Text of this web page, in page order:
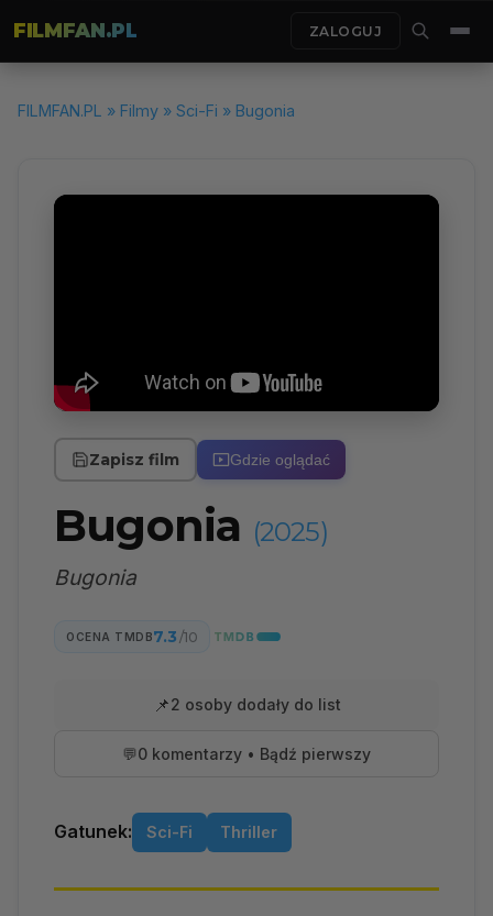
FILMFAN.PL ZALOGUJ
FILMFAN.PL » Filmy » Sci-Fi » Bugonia
Zapisz film Gdzie oglądać
Bugonia (2025)
Bugonia
OCENA TMDB7.3 /10
📌2 osoby dodały do list
💬0 komentarzy • Bądź pierwszy
Gatunek: Sci-Fi Thriller